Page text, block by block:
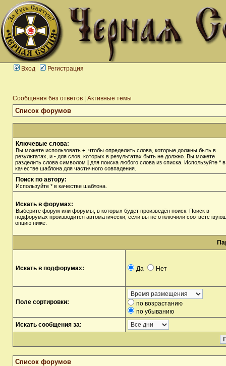
Вход Регистрация
Сообщения без ответов Активные темы
Список форумов
Ключевые слова:
Вы можете использовать + , чтобы определить слова, которые должны быть в
результатах, и - для слов, которых в результатах быть не должно. Вы можете
разделить слова символом | для поиска любого слова из списка. Используйте *в
качестве шаблона для частичного совпадения.
Поиск по автору:
Используйте * в качестве шаблона.
Искать в форумах:
Выберите форум или форумы, в которых будет произведён поиск. Поиск в
подфорумах производится автоматически, если вы не отключили
опцию ниже.
Искать в подфорумах: Да Нет
Поле сортировки:
по возрастанию
по убыванию
Искать сообщения за:
Список форумов